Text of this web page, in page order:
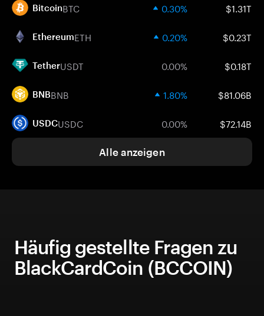
BitcoinBTC 0.30% $1.31T
EthereumETH 0.20% $0.23T
TetherUSDT 0.00% $0.18T
BNBBNB 1.80% $81.06B
USDCUSDC 0.00% $72.14B
Alle anzeigen
Häufig gestellte Fragen zu
BlackCardCoin (BCCOIN)